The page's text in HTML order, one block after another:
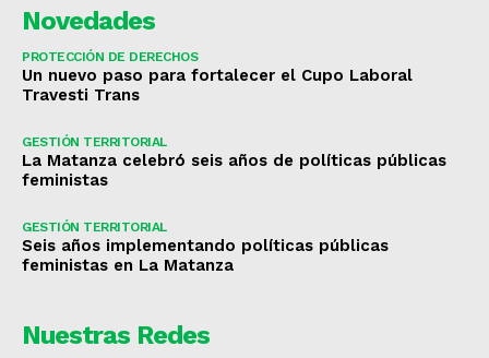
Novedades
PROTECCIÓN DE DERECHOS
Un nuevo paso para fortalecer el Cupo Laboral
Travesti Trans
GESTIÓN TERRITORIAL
La Matanza celebró seis años de políticas públicas
feministas
GESTIÓN TERRITORIAL
Seis años implementando políticas públicas
feministas en La Matanza
Nuestras Redes